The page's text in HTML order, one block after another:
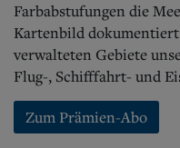
Farbabstufungen die
Kartenbild
verwalteten Gebiete
Flug-, Schifffahrt- und
Zum Prämien-Abo